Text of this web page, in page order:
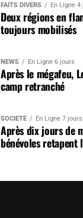
FAITS DIVERS En Ligne 4
Deux régions en
toujours mobilisés
NEWS En Ligne 6 jours
Après le mégafeu,
camp retranché
SOCIÉTÉ En Ligne 7 jours
Après dix jours de
bénévoles retapent